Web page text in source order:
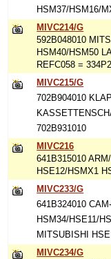
HSM37/HSM16/
MIVC214/G
592B048010
HSM40/HSM50
REFC058 =
MIVC215/G
702B904010
702B931010
MIVC216
641B315010
HSE12/HSMX1
MIVC233/G
641B324010
HSM34/HSE11/
MITSUBISHI
MIVC234/G